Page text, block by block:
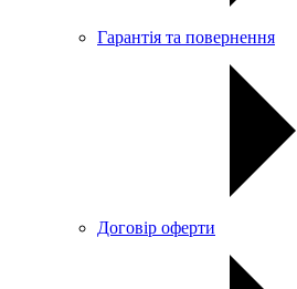
Гарантія та повернення
Договір оферти